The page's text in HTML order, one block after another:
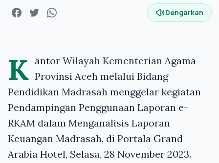
Dengarkan
K antor Wilayah Kementerian Agama
Provinsi Aceh melalui Bidang
Pendidikan Madrasah menggelar kegiatan
Pendampingan Penggunaan Laporan e-
RKAM dalam Menganalisis Laporan
Keuangan Madrasah, di Portala Grand
Arabia Hotel, Selasa, 28 November 2023.